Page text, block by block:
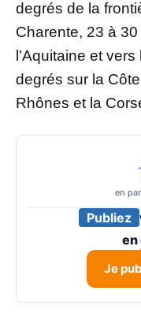
degrés de la
Charente, 23 à
l’Aquitaine et
degrés sur la
Rhônes et la
en
Publiez
en
Je